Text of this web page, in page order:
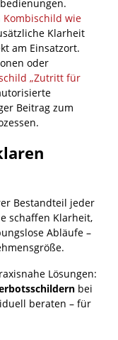
Kombischild wie
Klarheit
am Einsatzort.
oder
„Zutritt für
Beitrag zum
Bestandteil jeder
schaffen Klarheit,
Abläufe –
Lösungen:
bei
beraten – für